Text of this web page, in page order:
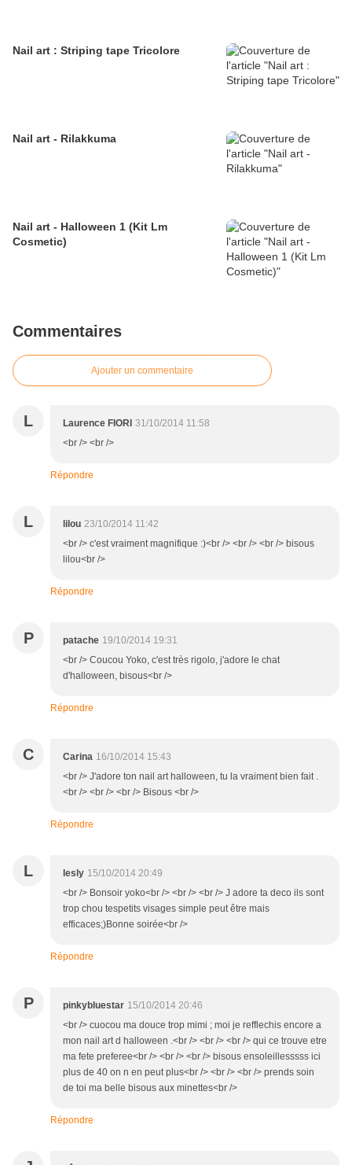
Nail art : Striping tape Tricolore
Nail art - Rilakkuma
Nail art - Halloween 1 (Kit Lm
Cosmetic)
Commentaires
Ajouter un commentaire
L Laurence FIORI 31/10/2014 11:58
<br /> <br />
Répondre
L lilou 23/10/2014 11:42
<br /> c'est vraiment magnifique :)<br /> <br /> <br /> bisous
lilou<br />
Répondre
P patache 19/10/2014 19:31
<br /> Coucou Yoko, c'est très rigolo, j'adore le chat
d'halloween, bisous<br />
Répondre
C Carina 16/10/2014 15:43
<br /> J'adore ton nail art halloween, tu la vraiment bien fait .
<br /> <br /> <br /> Bisous <br />
Répondre
L lesly 15/10/2014 20:49
<br /> Bonsoir yoko<br /> <br /> <br /> J adore ta deco ils sont
trop chou tespetits visages simple peut être mais
efficaces;)Bonne soirée<br />
Répondre
P pinkybluestar 15/10/2014 20:46
<br /> cuocou ma douce trop mimi ; moi je refflechis encore a
mon nail art d halloween .<br /> <br /> <br /> qui ce trouve etre
ma fete preferee<br /> <br /> <br /> bisous ensoleillesssss ici
plus de 40 on n en peut plus<br /> <br /> <br /> prends soin
de toi ma belle bisous aux minettes<br />
Répondre